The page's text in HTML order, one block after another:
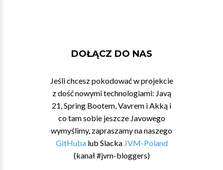
DOŁĄCZ DO NAS
Jeśli chcesz pokodować w projekcie
z dość nowymi technologiami: Javą
21, Spring Bootem, Vavrem i Akką i
co tam sobie jeszcze Javowego
wymyślimy, zapraszamy na naszego
GitHubalub Slacka JVM-Poland
(kanał #jvm-bloggers)